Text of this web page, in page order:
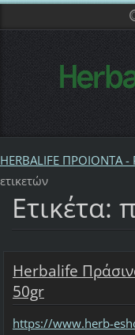
HERBALIFE ΠΡΟΙΟΝΤΑ -
ετικετών
Ετικέτα:
Herbalife
50gr
https://www.herb-